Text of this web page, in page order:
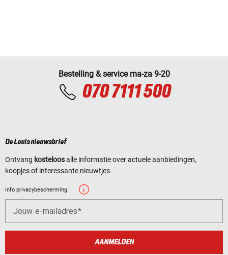
Bestelling & service ma-za 9-20
070 7111 500
De Louis nieuwsbrief
Ontvang kosteloosalle informatie over actuele aanbiedingen,
koopjes of interessante nieuwtjes.
Info privacybescherming
Jouw e-mailadres
AANMELDEN